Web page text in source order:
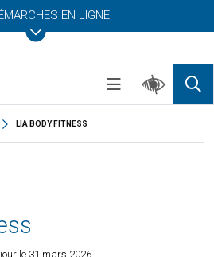
EN LIGNE
LIA BODY FITNESS
le 31 mars 2026